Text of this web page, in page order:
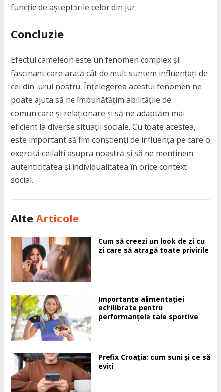
funcție de așteptările celor din jur.
Concluzie
Efectul cameleon este un fenomen complex și
fascinant care arată cât de mult suntem influențați de
cei din jurul nostru. Înțelegerea acestui fenomen ne
poate ajuta să ne îmbunătățim abilitățile de
comunicare și relaționare și să ne adaptăm mai
eficient la diverse situații sociale. Cu toate acestea,
este important să fim conștienți de influența pe care o
exercită ceilalți asupra noastră și să ne menținem
autenticitatea și individualitatea în orice context
social.
Alte Articole
Cum să creezi un look de zi cu
zi care să atragă toate privirile
Importanța alimentației
echilibrate pentru
performanțele tale sportive
Prefix Croația: cum suni și ce să
eviți